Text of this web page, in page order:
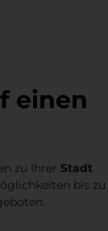
einen
zu Ihrer Stadt
bis zu